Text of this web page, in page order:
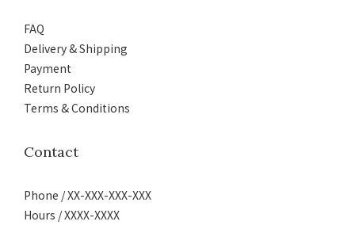
FAQ
Delivery & Shipping
Payment
Return Policy
Terms & Conditions
Contact
Phone / XX-XXX-XXX-XXX
Hours / XXXX-XXXX